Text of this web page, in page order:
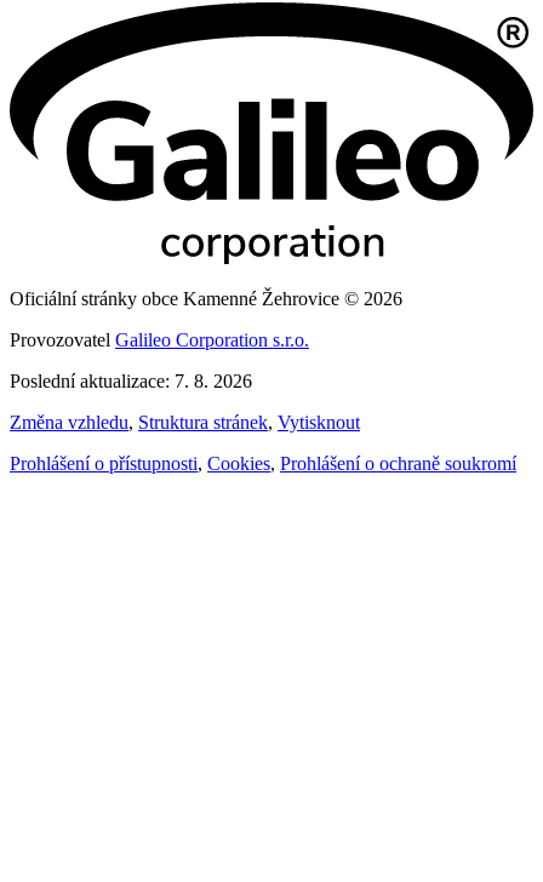
Oficiální stránky obce Kamenné Žehrovice © 2026
Provozovatel Galileo Corporation s.r.o.
Poslední aktualizace: 7. 8. 2026
Změna vzhledu, Struktura stránek, Vytisknout
Prohlášení o přístupnosti, Cookies, Prohlášení o ochraně soukromí